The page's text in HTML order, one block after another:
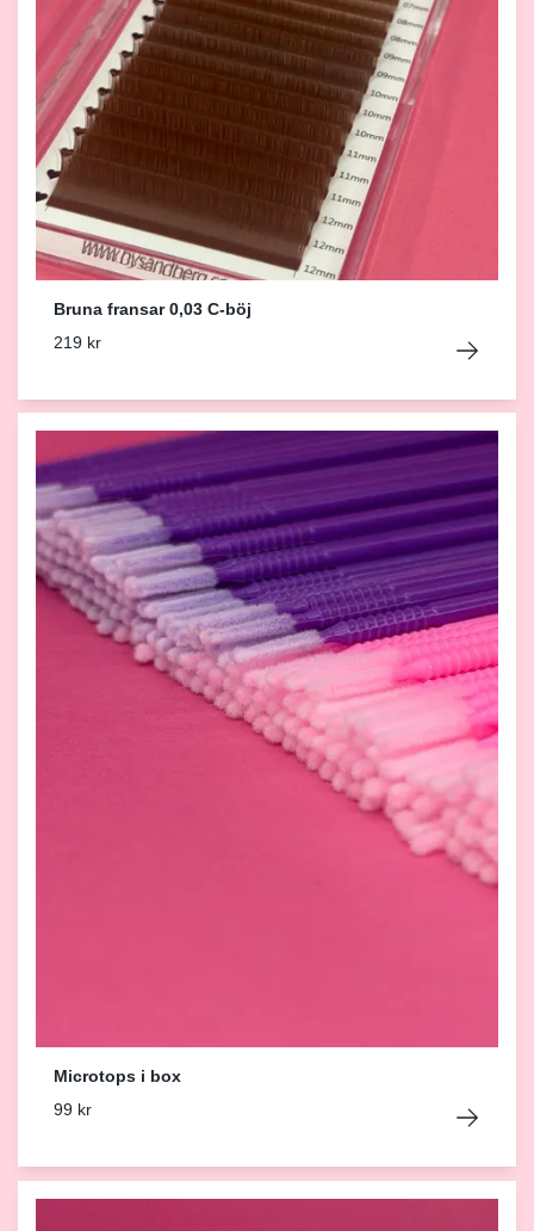
Bruna fransar 0,03 C-böj
219 kr
Microtops i box
99 kr